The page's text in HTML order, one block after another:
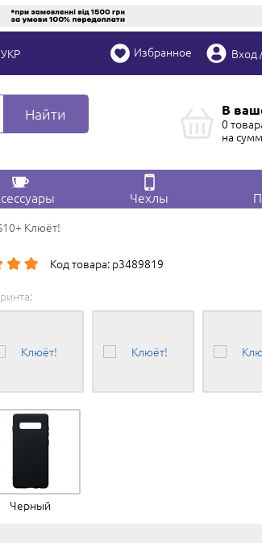
УКР Избранное Вход
Найти В
0
на
Чехлы
Клюёт!
Код товара: p3489819
Черный